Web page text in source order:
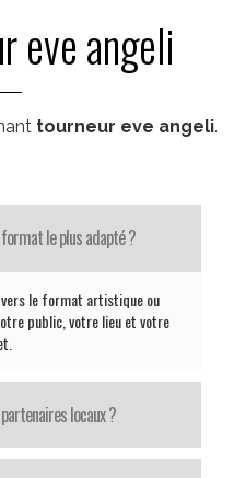
eve angeli
tourneur eve angeli.
le plus adapté ?
vers le format artistique ou
public, votre lieu et votre
locaux ?